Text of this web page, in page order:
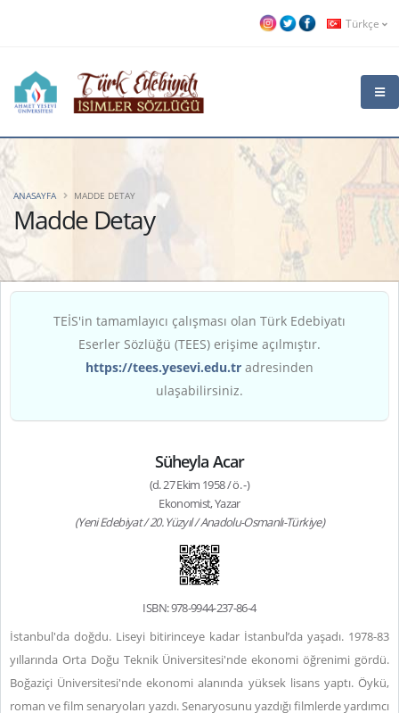
Türkçe
Madde Detay
ANASAYFA MADDE DETAY
TEİS'in tamamlayıcı çalışması olan Türk Edebiyatı
Eserler Sözlüğü (TEES) erişime açılmıştır.
https://tees.yesevi.edu.tr adresinden
ulaşabilirsiniz.
Süheyla Acar
(d. 27 Ekim 1958 / ö. -)
Ekonomist, Yazar
(Yeni Edebiyat / 20. Yüzyıl / Anadolu-Osmanlı-Türkiye)
ISBN: 978-9944-237-86-4
İstanbul'da doğdu. Liseyi bitirinceye kadar İstanbul’da yaşadı. 1978-83
yıllarında Orta Doğu Teknik Üniversitesi'nde ekonomi öğrenimi gördü.
Boğaziçi Üniversitesi'nde ekonomi alanında yüksek lisans yaptı. Öykü,
roman ve film senaryoları yazdı. Senaryosunu yazdığı filmlerde yardımcı